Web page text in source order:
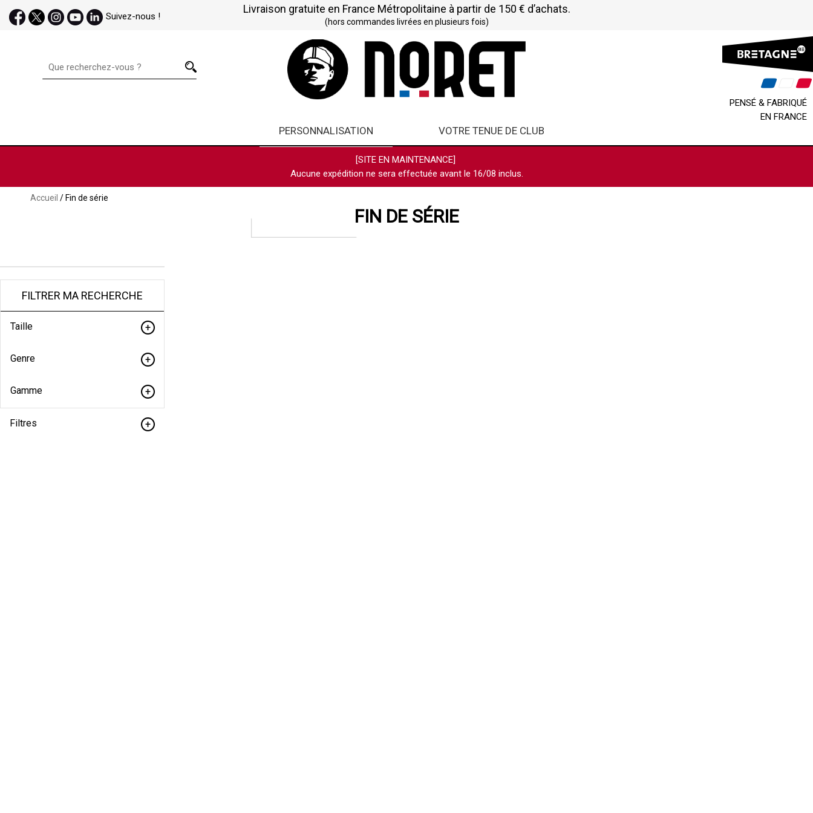
Suivez-nous !
Livraison gratuite en France Métropolitaine à partir de 150 € d’achats.
(hors commandes livrées en plusieurs fois)
PENSÉ & FABRIQUÉ
EN FRANCE
PERSONNALISATION VOTRE TENUE DE CLUB
[SITE EN MAINTENANCE]
Aucune expédition ne sera effectuée avant le 16/08 inclus.
Accueil / Fin de série
FIN DE SÉRIE
FILTRER MA RECHERCHE
Taille
Genre
Gamme
Filtres